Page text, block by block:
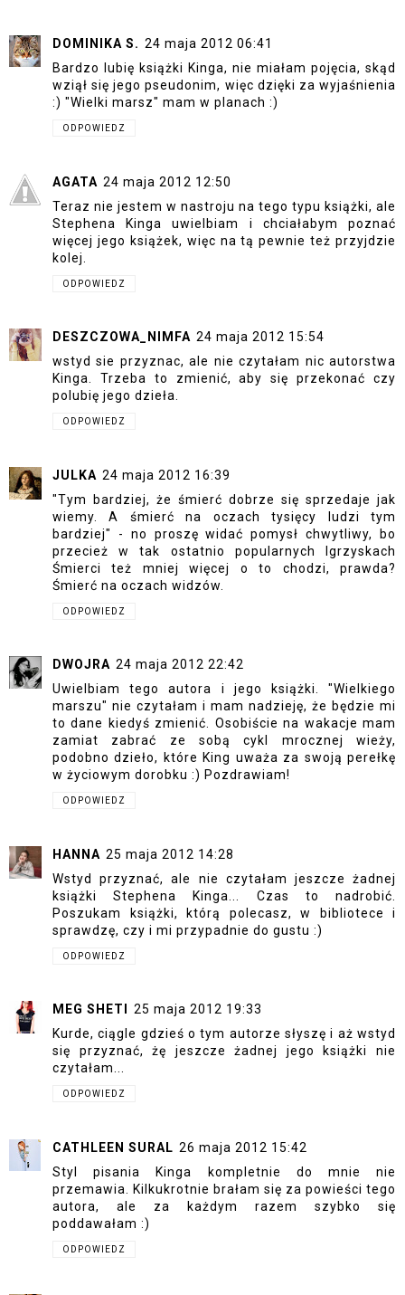
DOMINIKA S. 24 maja 2012 06:41
Bardzo lubię książki Kinga, nie miałam pojęcia, skąd
wziął się jego pseudonim, więc dzięki za wyjaśnienia
:) "Wielki marsz" mam w planach :)
ODPOWIEDZ
AGATA 24 maja 2012 12:50
Teraz nie jestem w nastroju na tego typu książki, ale
Stephena Kinga uwielbiam i chciałabym poznać
więcej jego książek, więc na tą pewnie też przyjdzie
kolej.
ODPOWIEDZ
DESZCZOWA_NIMFA 24 maja 2012 15:54
wstyd sie przyznac, ale nie czytałam nic autorstwa
Kinga. Trzeba to zmienić, aby się przekonać czy
polubię jego dzieła.
ODPOWIEDZ
JULKA 24 maja 2012 16:39
"Tym bardziej, że śmierć dobrze się sprzedaje jak
wiemy. A śmierć na oczach tysięcy ludzi tym
bardziej" - no proszę widać pomysł chwytliwy, bo
przecież w tak ostatnio popularnych Igrzyskach
Śmierci też mniej więcej o to chodzi, prawda?
Śmierć na oczach widzów.
ODPOWIEDZ
DWOJRA 24 maja 2012 22:42
Uwielbiam tego autora i jego książki. "Wielkiego
marszu" nie czytałam i mam nadzieję, że będzie mi
to dane kiedyś zmienić. Osobiście na wakacje mam
zamiat zabrać ze sobą cykl mrocznej wieży,
podobno dzieło, które King uważa za swoją perełkę
w życiowym dorobku :) Pozdrawiam!
ODPOWIEDZ
HANNA 25 maja 2012 14:28
Wstyd przyznać, ale nie czytałam jeszcze żadnej
książki Stephena Kinga... Czas to nadrobić.
Poszukam książki, którą polecasz, w bibliotece i
sprawdzę, czy i mi przypadnie do gustu :)
ODPOWIEDZ
MEG SHETI
25 maja 2012 19:33
Kurde, ciągle gdzieś o tym autorze słyszę i aż wstyd
się przyznać, żę jeszcze żadnej jego książki nie
czytałam...
ODPOWIEDZ
CATHLEEN SURAL 26 maja 2012 15:42
Styl pisania Kinga kompletnie do mnie nie
przemawia. Kilkukrotnie brałam się za powieści tego
autora, ale za każdym razem szybko się
poddawałam :)
ODPOWIEDZ